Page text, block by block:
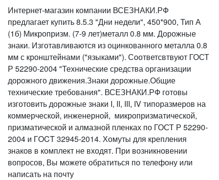
Интернет-магазин компании ВСЕЗНАКИ.РФ
предлагает купить 8.5.3 "Дни недели", 450*900, Тип А
(1б) Микропризм. (7-9 лет)металл 0.8 мм. Дорожные
знаки. Изготавливаются из оцинкованного металла 0.8
мм с кронштейнами ("языками"). Соответсвтвуют ГОСТ
Р 52290-2004 "Технические средства организации
дорожного движения.Знаки дорожные.Общие
технические требования". ВСЕЗНАКИ.РФ готовы
изготовить дорожные знаки I, II, III, IV типоразмеров на
коммерческой, инженерной, микропризматической,
призматической и алмазной пленках по ГОСТ Р 52290-
2004 и ГOCT 32945-2014. Хомуты для крепления
знаков в комплект не входят. При возникновении
вопросов, Вы можете обратиться по телефону или
написать на почту